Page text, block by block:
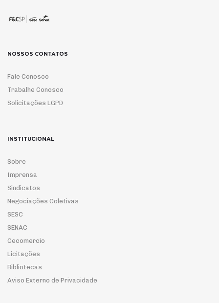
NOSSOS CONTATOS
Fale Conosco
Trabalhe Conosco
Solicitações LGPD
INSTITUCIONAL
Sobre
Imprensa
Sindicatos
Negociações Coletivas
SESC
SENAC
Cecomercio
Licitações
Bibliotecas
Aviso Externo de Privacidade